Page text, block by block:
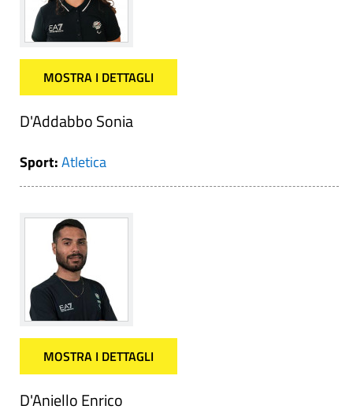
MOSTRA I DETTAGLI
D'Addabbo Sonia
Sport:Atletica
MOSTRA I DETTAGLI
D'Aniello Enrico